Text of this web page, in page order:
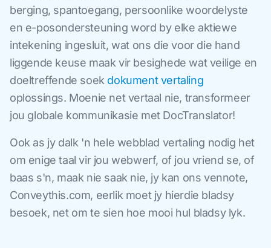
berging, spantoegang, persoonlike woordelyste
en e-posondersteuning word by elke aktiewe
intekening ingesluit, wat ons die voor die hand
liggende keuse maak vir besighede wat veilige en
doeltreffende soek dokument vertaling
oplossings. Moenie net vertaal nie, transformeer
jou globale kommunikasie met DocTranslator!
Ook as jy dalk 'n hele webblad vertaling nodig het
om enige taal vir jou webwerf, of jou vriend se, of
baas s'n, maak nie saak nie, jy kan ons vennote,
Conveythis.com, eerlik moet jy hierdie bladsy
besoek, net om te sien hoe mooi hul bladsy lyk.